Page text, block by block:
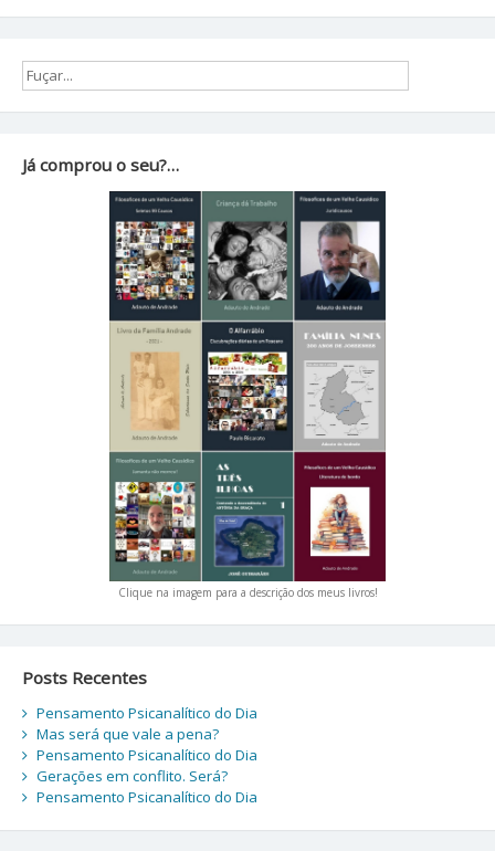
Já comprou o seu?…
Clique na imagem para a descrição dos meus livros!
Posts Recentes
Pensamento Psicanalítico do Dia
Mas será que vale a pena?
Pensamento Psicanalítico do Dia
Gerações em conflito. Será?
Pensamento Psicanalítico do Dia